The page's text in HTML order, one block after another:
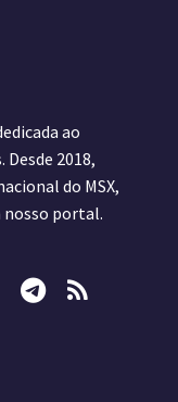
ao
2018,
do MSX,
portal.